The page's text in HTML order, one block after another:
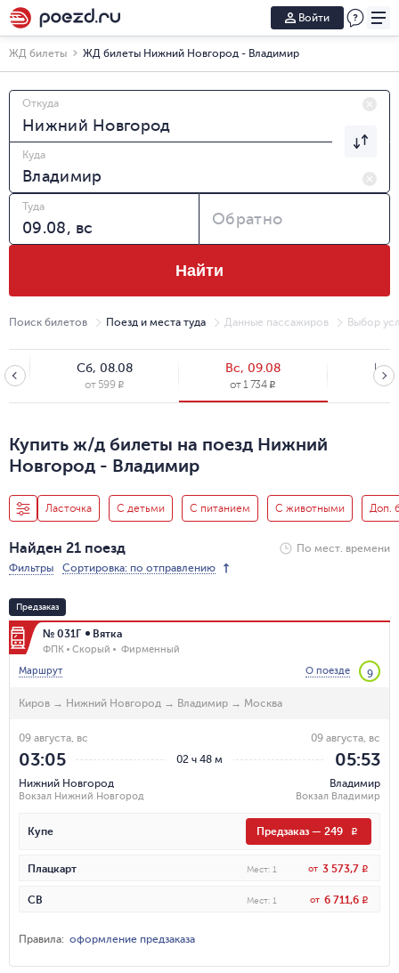
Войти
ЖД билеты ЖД билеты Нижний Новгород - Владимир
Откуда
Куда
Туда
Обратно
Найти
Поиск билетов Поезд и места туда Данные пассажиров Выбор
Сб, 08.08
от 599 R
Вс, 09.08
от1 734 R
Пн,
от1
Купить ж/д билеты на поезд Нижний
Новгород - Владимир
Ласточка С детьми С питанием С животными Доп.
Найден 21 поезд
По мест. времени
Фильтры
Сортировка: по отправлению
Предзаказ
№ 031Г Вятка
ФПК Скорый
Фирменный
Маршрут
О поезде 9
Киров → Нижний Новгород → Владимир → Москва
02 ч 48 м
09 августа, вс
03:05
Нижний Новгород
Вокзал Нижний Новгород
09 августа, вс
05:53
Владимир
Вокзал Владимир
Купе Предзаказ — 249 R
Плацкарт Мест: 1 от 3 573,7 R
СВ Мест: 1 от 6 711,6 R
Правила: оформление предзаказа